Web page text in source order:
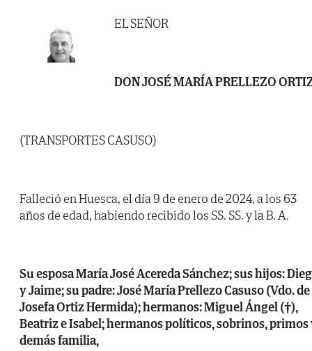
EL SEÑOR
DON JOSÉ MARÍA PRELLEZO
(TRANSPORTES CASUSO)
Falleció en Huesca, el día 9 de enero de 2024, a los 63
años de edad, habiendo recibido los SS. SS. y la B. A.
Su esposa María José Acereda Sánchez; sus hijos:
y Jaime; su padre: José María Prellezo Casuso (Vdo. de
Josefa Ortiz Hermida); hermanos: Miguel Ángel (†),
Beatriz e Isabel; hermanos políticos, sobrinos, primos
demás familia,